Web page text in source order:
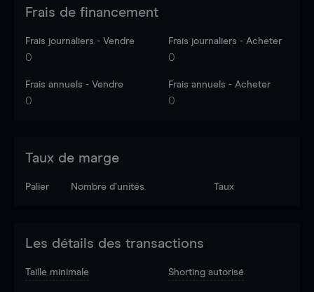
Frais de financement
Frais journaliers - Vendre
0
Frais journaliers - Acheter
0
Frais annuels - Vendre
0
Frais annuels - Acheter
0
Taux de marge
Palier Nombre d’unités Taux
Les détails des transactions
Taille minimale Shorting autorisé